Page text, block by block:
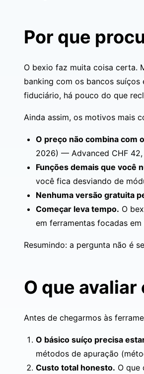
Por que
O bexio faz muita coisa certa.
banking com os bancos
fiduciário, há pouco do que
Ainda assim, os motivos mais
O preço não combina com
2026) — Advanced CHF 42,
Funções demais que você
você fica desviando de
Nenhuma versão gratuita
Começar leva tempo. O
em ferramentas focadas
Resumindo: a pergunta não é
O que
Antes de chegarmos às
O básico suíço precisa
métodos de apuração
Custo total honesto. O que